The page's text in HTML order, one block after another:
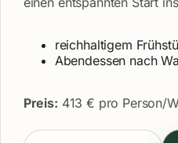
reichhaltigem
Abendessen nach
Preis: 413 € pro Person/